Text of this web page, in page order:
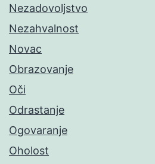
Nezadovoljstvo
Nezahvalnost
Novac
Obrazovanje
Oči
Odrastanje
Ogovaranje
Oholost